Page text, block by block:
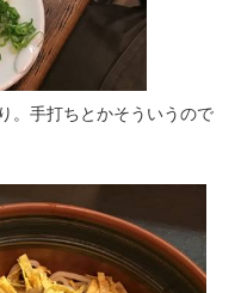
。手打ちとかそういうので